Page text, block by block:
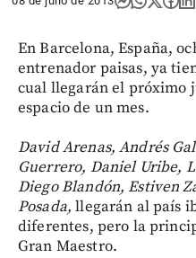
En Barcelona, España,
entrenador paisas, ya
cual llegarán el próximo
espacio de un mes.
David Arenas, Andrés
Guerrero, Daniel Uribe,
Diego Blandón, Estiven
Posada, llegarán al país
diferentes, pero la
Gran Maestro.